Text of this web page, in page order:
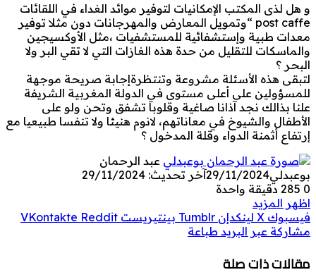
و هل لذى المكتب الإمكانيات لتوفير موائد الغداء في اللقائات
post caffe “وتمويل المعارض والمهرجانات دون مثلا توفير
معدات طبية وإستشفائية للمستشفيات ،مثل الأوكسيجين
والماسكات للتقليل من حدة هذه الغازات التي لا تقي البر ولا
البحر ؟
لتبقى هذه الأسئلة مشروعة وتنتظرةإجابة صريحة موجهة
للمسؤولين على أعلى مستوى في الدولة المغربية الشريفة
علنا بذالك نجد آذانا صاغية وقلوبا تشفق وتحن ولو على
الأطفال والشيوخ في معاناتهم، لانوم هنيئا ولا تنفسا طبيعيا مع
إرتفاع أثمنة الدواء وقلة المدخول ؟
عبد الرحمان
بوعبدلي29/11/2024آخر تحديث: 29/11/2024
0
دقيقة واحدة
اظهر المزيد
فيسبوك ‫X لينكدإن بينتيريست
مشاركة عبر البريد طباعة
مقالات ذات صلة